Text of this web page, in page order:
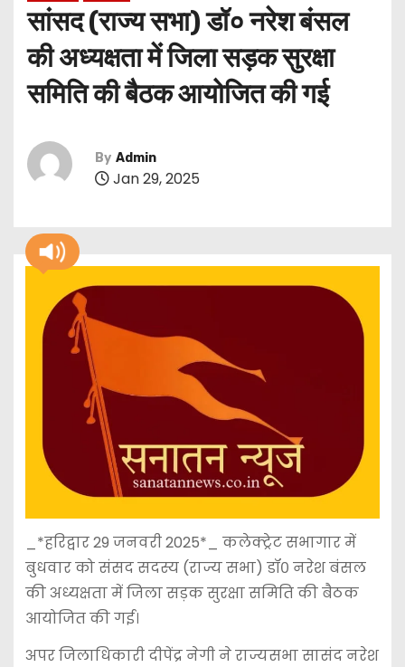
सांसद (राज्य सभा) डॉ० नरेश बंसल
की अध्यक्षता में जिला सड़क सुरक्षा
समिति की बैठक आयोजित की गई
By Admin
Jan 29, 2025
_*हरिद्वार 29 जनवरी 2025*_ कलेक्ट्रेट सभागार में
बुधवार को संसद सदस्य (राज्य सभा) डॉ० नरेश बंसल
की अध्यक्षता में जिला सड़क सुरक्षा समिति की बैठक
आयोजित की गई।
अपर जिलाधिकारी दीपेंद्र नेगी ने राज्यसभा सासंद नरेश